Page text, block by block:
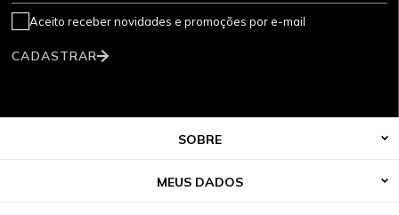
CADASTRAR
Aceito receber novidades e promoções por e-mail
SOBRE
MEUS DADOS